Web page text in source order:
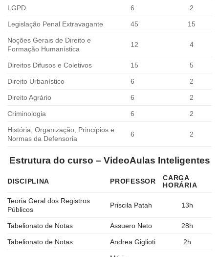
LGPD 6 2
Legislação Penal Extravagante 45 15
Noções Gerais de Direito e
Formação Humanística
12 4
Direitos Difusos e Coletivos 15 5
Direito Urbanístico 6 2
Direito Agrário 6 2
Criminologia 6 2
História, Organização, Princípios e
Normas da Defensoria
6 2
Estrutura do curso – VideoAulas Inteligentes
DISCIPLINA PROFESSOR
CARGA
HORÁRIA
Teoria Geral dos Registros
Públicos
Priscila Patah 13h
Tabelionato de Notas Assuero Neto 28h
Tabelionato de Notas Andrea Giglioti 2h